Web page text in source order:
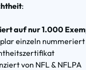
:
auf nur 1.000
einzeln nummeriert
von NFL & NFLPA